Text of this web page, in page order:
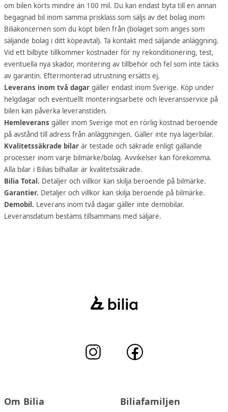
om bilen körts mindre än 100 mil. Du kan endast byta till en annan
begagnad bil inom samma prisklass som säljs av det bolag inom
Biliakoncernen som du köpt bilen från (bolaget som anges som
säljande bolag i ditt köpeavtal). Ta kontakt med säljande anläggning.
Vid ett bilbyte tillkommer kostnader för ny rekonditionering, test,
eventuella nya skador, montering av tillbehör och fel som inte täcks
av garantin. Eftermonterad utrustning ersätts ej.
Leverans inom två dagar gäller endast inom Sverige. Köp under
helgdagar och eventuellt monteringsarbete och leveransservice på
bilen kan påverka leveranstiden.
Hemleverans gäller inom Sverige mot en rörlig kostnad beroende
på avstånd till adress från anläggningen. Gäller inte nya lagerbilar.
Kvalitetssäkrade bilar är testade och säkrade enligt gällande
processer inom varje bilmärke/bolag. Avvikelser kan förekomma.
Alla bilar i Bilias bilhallar är kvalitetssäkrade.
Bilia Total. Detaljer och villkor kan skilja beroende på bilmärke.
Garantier. Detaljer och villkor kan skilja beroende på bilmärke.
Demobil. Leverans inom två dagar gäller inte demobilar.
Leveransdatum bestäms tillsammans med säljare.
Om Bilia Biliafamiljen